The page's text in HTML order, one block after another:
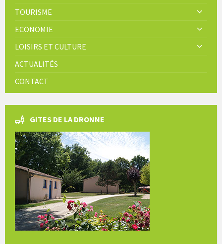
TOURISME
ECONOMIE
LOISIRS ET CULTURE
ACTUALITÉS
CONTACT
GITES DE LA DRONNE